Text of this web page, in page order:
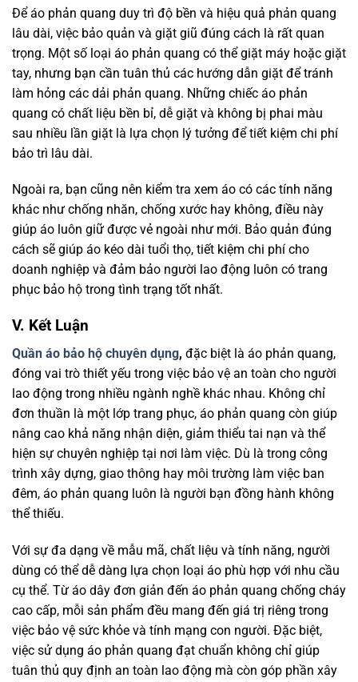
Để áo phản quang duy trì độ bền và hiệu quả phản quang
lâu dài, việc bảo quản và giặt giũ đúng cách là rất quan
trọng. Một số loại áo phản quang có thể giặt máy hoặc giặt
tay, nhưng bạn cần tuân thủ các hướng dẫn giặt để tránh
làm hỏng các dải phản quang. Những chiếc áo phản
quang có chất liệu bền bỉ, dễ giặt và không bị phai màu
sau nhiều lần giặt là lựa chọn lý tưởng để tiết kiệm chi phí
bảo trì lâu dài.
Ngoài ra, bạn cũng nên kiểm tra xem áo có các tính năng
khác như chống nhăn, chống xước hay không, điều này
giúp áo luôn giữ được vẻ ngoài như mới. Bảo quản đúng
cách sẽ giúp áo kéo dài tuổi thọ, tiết kiệm chi phí cho
doanh nghiệp và đảm bảo người lao động luôn có trang
phục bảo hộ trong tình trạng tốt nhất.
V. Kết Luận
Quần áo bảo hộ chuyên dụng, đặc biệt là áo phản quang,
đóng vai trò thiết yếu trong việc bảo vệ an toàn cho người
lao động trong nhiều ngành nghề khác nhau. Không chỉ
đơn thuần là một lớp trang phục, áo phản quang còn giúp
nâng cao khả năng nhận diện, giảm thiểu tai nạn và thể
hiện sự chuyên nghiệp tại nơi làm việc. Dù là trong công
trình xây dựng, giao thông hay môi trường làm việc ban
đêm, áo phản quang luôn là người bạn đồng hành không
thể thiếu.
Với sự đa dạng về mẫu mã, chất liệu và tính năng, người
dùng có thể dễ dàng lựa chọn loại áo phù hợp với nhu cầu
cụ thể. Từ áo dây đơn giản đến áo phản quang chống cháy
cao cấp, mỗi sản phẩm đều mang đến giá trị riêng trong
việc bảo vệ sức khỏe và tính mạng con người. Đặc biệt,
việc sử dụng áo phản quang đạt chuẩn không chỉ giúp
tuân thủ quy định an toàn lao động mà còn góp phần xây